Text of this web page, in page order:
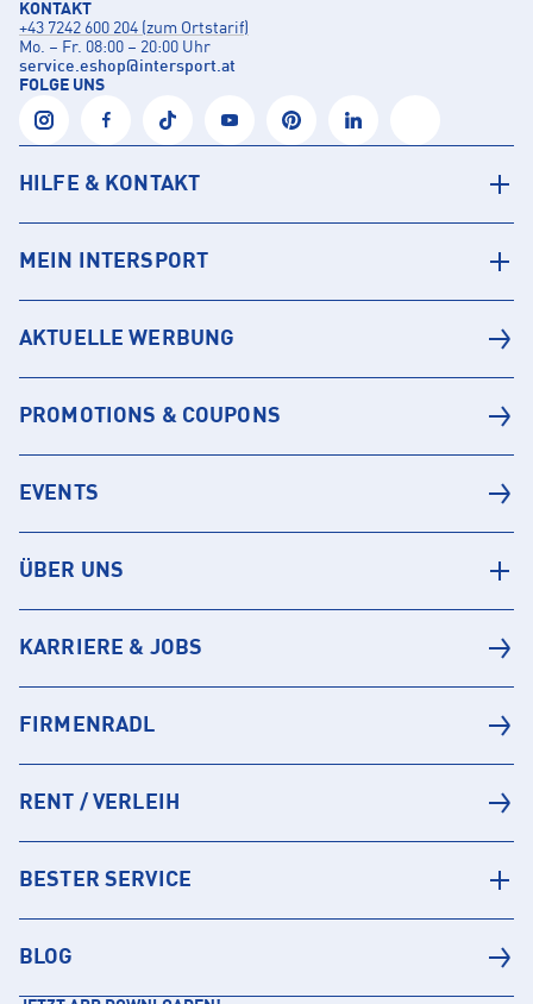
KONTAKT
+43 7242 600 204 (zum Ortstarif)
Mo. – Fr. 08:00 – 20:00 Uhr
service.eshop@intersport.at
FOLGE UNS
HILFE & KONTAKT
MEIN INTERSPORT
AKTUELLE WERBUNG
PROMOTIONS & COUPONS
EVENTS
ÜBER UNS
KARRIERE & JOBS
FIRMENRADL
RENT / VERLEIH
BESTER SERVICE
BLOG